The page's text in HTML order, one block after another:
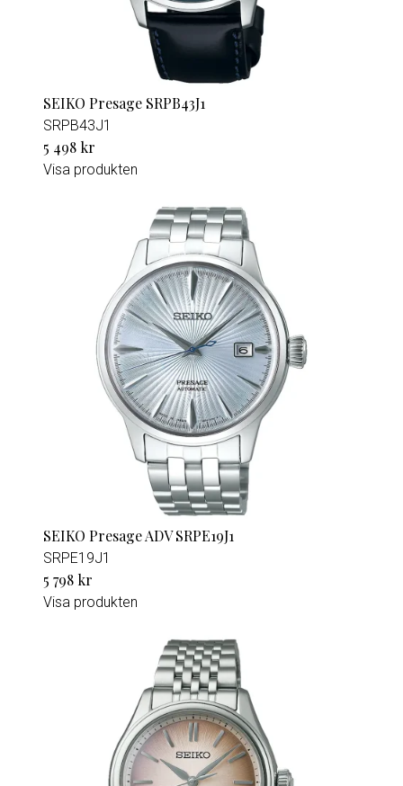
SEIKO Presage SRPB43J1
SRPB43J1
5 498 kr
Visa produkten
SEIKO Presage ADV SRPE19J1
SRPE19J1
5 798 kr
Visa produkten